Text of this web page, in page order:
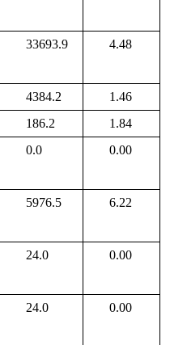
33693.9 4.48
4384.2
1.46
186.2
1.84
0.0 0.00
5976.5 6.22
24.0 0.00
24.0 0.00